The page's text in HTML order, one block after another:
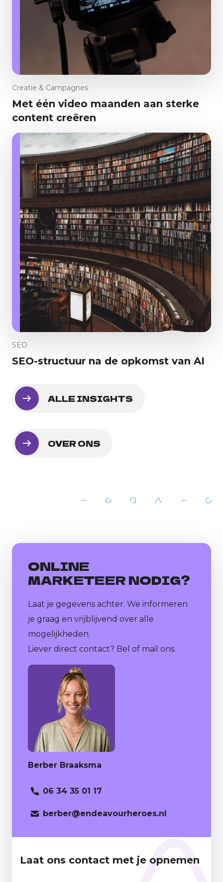
Creatie & Campagnes
Met één video maanden aan sterke
content creëren
SEO
SEO-structuur na de opkomst van AI
ALLE INSIGHTS
OVER ONS
ONLINE
MARKETEER NODIG?
Laat je gegevens achter. We informeren
je graag en vrijblijvend over alle
mogelijkheden.
Liever direct contact? Bel of mail ons.
Berber Braaksma
06 34 35 01 17
berber@endeavourheroes.nl
Laat ons contact met je opnemen